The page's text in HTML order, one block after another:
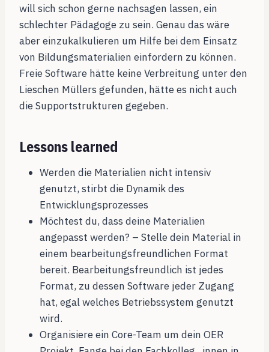
will sich schon gerne nachsagen lassen, ein
schlechter Pädagoge zu sein. Genau das wäre
aber einzukalkulieren um Hilfe bei dem Einsatz
von Bildungsmaterialien einfordern zu können.
Freie Software hätte keine Verbreitung unter den
Lieschen Müllers gefunden, hätte es nicht auch
die Supportstrukturen gegeben.
Lessons learned
Werden die Materialien nicht intensiv
genutzt, stirbt die Dynamik des
Entwicklungsprozesses
Möchtest du, dass deine Materialien
angepasst werden? – Stelle dein Material in
einem bearbeitungsfreundlichen Format
bereit. Bearbeitungsfreundlich ist jedes
Format, zu dessen Software jeder Zugang
hat, egal welches Betriebssystem genutzt
wird.
Organisiere ein Core-Team um dein OER